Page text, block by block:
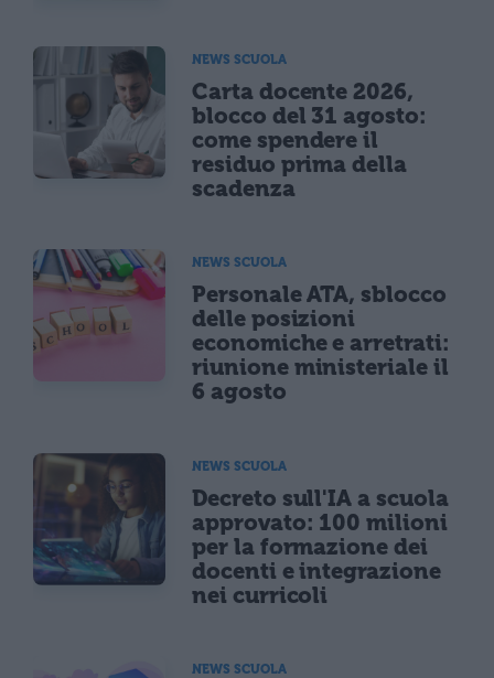
NEWS SCUOLA
Carta docente 2026,
blocco del 31 agosto:
come spendere il
residuo prima della
scadenza
NEWS SCUOLA
Personale ATA, sblocco
delle posizioni
economiche e arretrati:
riunione ministeriale il
6 agosto
NEWS SCUOLA
Decreto sull'IA a scuola
approvato: 100 milioni
per la formazione dei
docenti e integrazione
nei curricoli
NEWS SCUOLA